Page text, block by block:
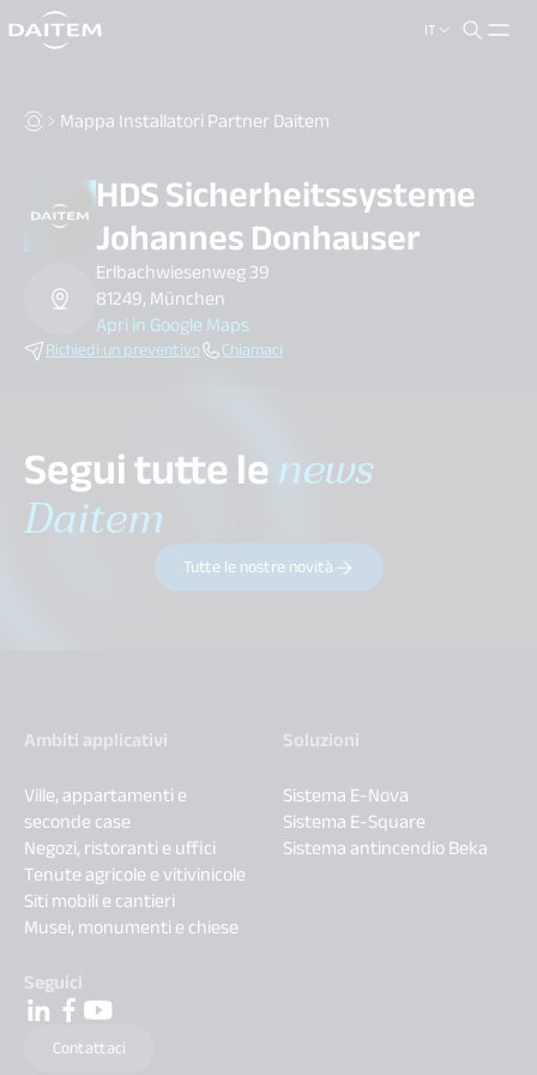
IT
search.label
Mappa Installatori Partner Daitem
HDS Sicherheitssysteme
Johannes Donhauser
Erlbachwiesenweg 39
81249, München
Apri in Google Maps
Richiedi un preventivo Chiamaci
Segui tutte lenews
Daitem
Tutte le nostre novità
Ambiti applicativi
Ville, appartamenti e
seconde case
Negozi, ristoranti e uffici
Tenute agricole e vitivinicole
Siti mobili e cantieri
Musei, monumenti e chiese
Soluzioni
Sistema E-Nova
Sistema E-Square
Sistema antincendio Beka
Seguici
Contattaci